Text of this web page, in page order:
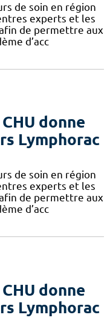
de soin en région
experts et les
de permettre aux
d’acc
donne
Lymphorac
de soin en région
experts et les
de permettre aux
d’acc
donne
Lymphorac